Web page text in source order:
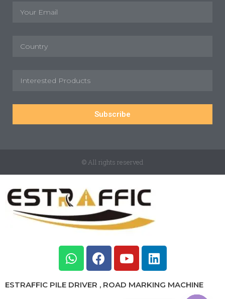
Subscribe
© All rights reserved
ESTRAFFIC PILE DRIVER , ROAD MARKING MACHINE